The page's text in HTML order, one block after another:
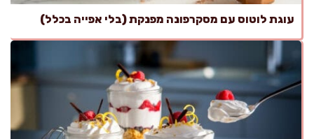
עוגת לוטוס עם מסקרפונה מפנקת (בלי אפייה בכלל)